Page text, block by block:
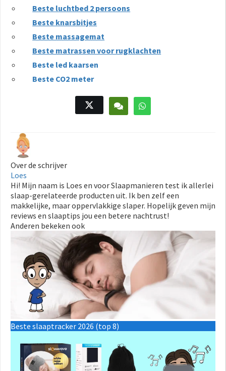
Beste luchtbed 2 persoons
Beste knarsbitjes
Beste massagemat
Beste matrassen voor rugklachten
Beste led kaarsen
Beste CO2 meter
Over de schrijver
Loes
Hi! Mijn naam is Loes en voor Slaapmanieren test ik allerlei
slaap-gerelateerde producten uit. Ik ben zelf een
makkelijke, maar oppervlakkige slaper. Hopelijk geven mijn
reviews en slaaptips jou een betere nachtrust!
Anderen bekeken ook
Beste slaaptracker 2026 (top 8)